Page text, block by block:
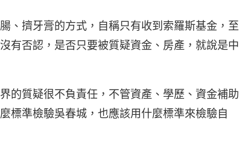
、擠牙膏的方式，自稱只有收到索羅斯基金，至
有否認，是否只要被質疑資金、房產，就說是中
的質疑很不負責任，不管資產、學歷、資金補助
標準檢驗吳春城，也應該用什麼標準來檢驗自